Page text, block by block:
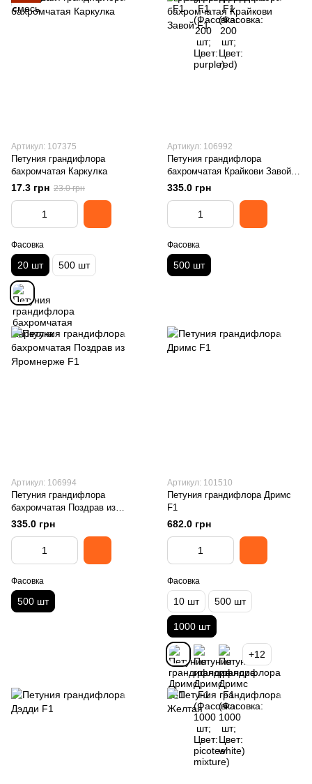
Артикул: 107375
Петуния грандифлора
бахромчатая Каркулка
17.3 грн 23.0 грн
Фасовка
20 шт 500 шт
Артикул: 106992
Петуния грандифлора
бахромчатая Крайкови Завой
F1
335.0 грн
Фасовка
500 шт
Артикул: 106994
Петуния грандифлора
бахромчатая Поздрав из
Яромнерже F1
335.0 грн
Фасовка
500 шт
Артикул: 101510
Петуния грандифлора Дримс
F1
682.0 грн
Фасовка
10 шт 500 шт
1000 шт
+12